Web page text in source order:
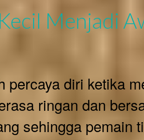
Menjadi
percaya diri ketika
ringan dan
sehingga pemain